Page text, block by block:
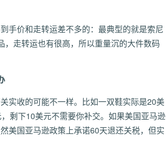
手价和走转运差不多的：最典型的就是索尼
走转运也有很高，所以重量沉的大件数码
实收的可能不一样。比如一双鞋实际是20美
剩下10美元不需要你补交。如果美国亚马逊
美国亚马逊政策上承诺60天退还关税，但实